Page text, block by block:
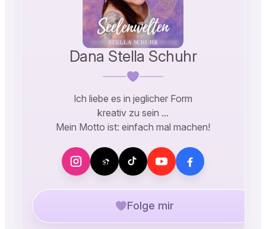
Dana Stella Schuhr
Ich liebe es in jeglicher Form
kreativ zu sein …
Mein Motto ist: einfach mal machen!
Folge mir